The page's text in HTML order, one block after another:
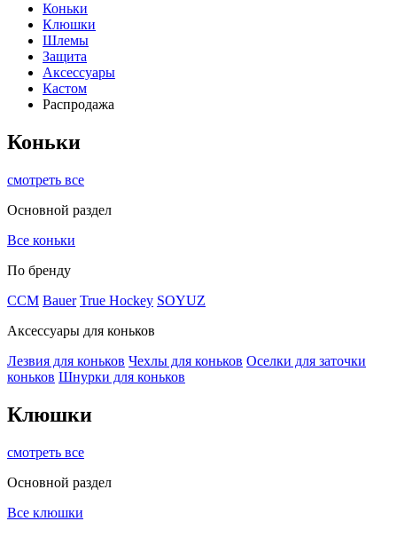
Коньки
Клюшки
Шлемы
Защита
Аксессуары
Кастом
Распродажа
Коньки
смотреть все
Основной раздел
Все коньки
По бренду
ССМ Bauer True Hockey SOYUZ
Аксессуары для коньков
Лезвия для коньков Чехлы для коньков Оселки для заточки
коньков Шнурки для коньков
Клюшки
смотреть все
Основной раздел
Все клюшки